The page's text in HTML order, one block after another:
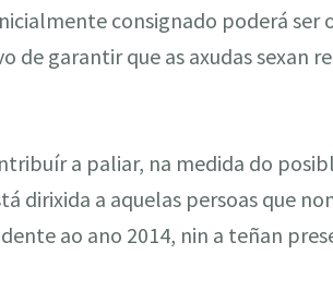
consignado poderá
de garantir que as axudas sexan
a paliar, na medida do
dirixida a aquelas persoas que
ao ano 2014, nin a teñan